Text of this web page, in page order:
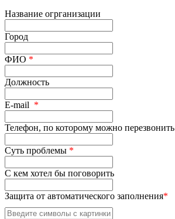
Название огрганизации
Город
ФИО *
Должность
E-mail *
Телефон, по которому можно перезвонить
Суть проблемы *
С кем хотел бы поговорить
Защита от автоматического заполнения*